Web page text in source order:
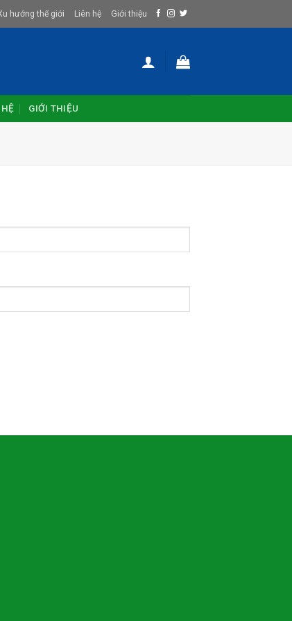
hướng thế giới Liên hệ Giới thiệu
GIỚI THIỆU